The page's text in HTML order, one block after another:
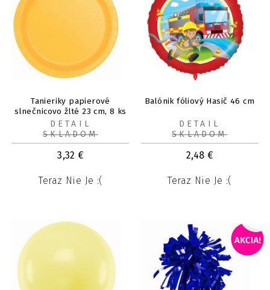
Tanieriky papierové
slnečnicovo žlté 23 cm, 8 ks
3,32 €
Teraz Nie Je :(
DETAIL
SKLADOM
Balónik fóliový Hasič 46 cm
2,48 €
Teraz Nie Je :(
DETAIL
SKLADOM